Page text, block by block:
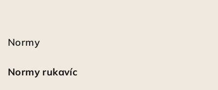
Normy
Normy rukavíc